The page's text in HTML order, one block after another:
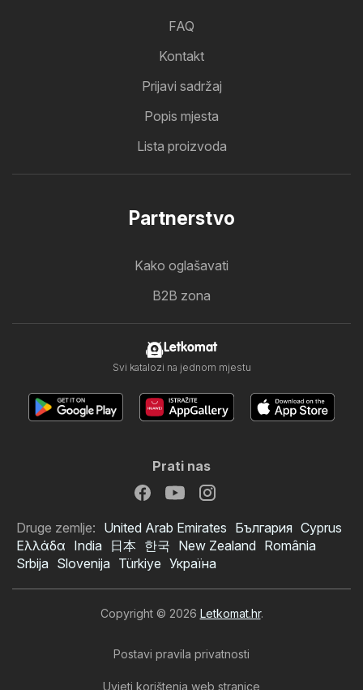
FAQ
Kontakt
Prijavi sadržaj
Popis mjesta
Lista proizvoda
Partnerstvo
Kako oglašavati
B2B zona
Letkomat
Svi katalozi na jednom mjestu
Prati nas
Druge zemlje: United Arab Emirates България Cyprus
Ελλάδα India 日本 한국 New Zealand România
Srbija Slovenija Türkiye Україна
Copyright © 2026 Letkomat.hr.
Postavi pravila privatnosti
Uvjeti korištenja web stranice